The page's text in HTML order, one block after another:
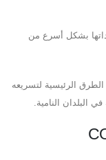
بشكل أسرع من
الرئيسية لتسريعه
البلدان النامية.